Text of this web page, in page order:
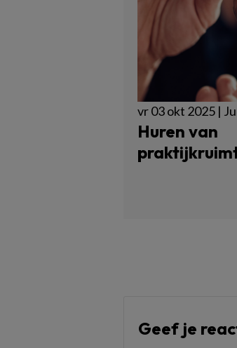
vr 03 okt 2025 |
Huren van
Geef je